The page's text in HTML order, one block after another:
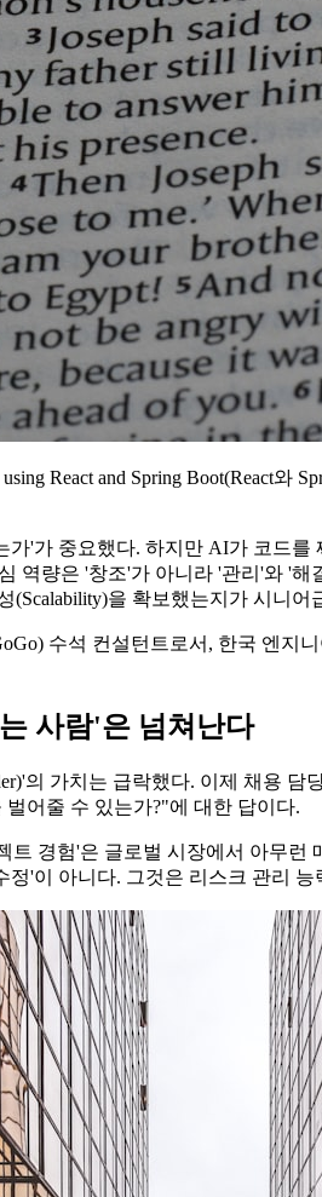
React and Spring Boot(React
'가 중요했다. 하지만 AI가 코드
역량은 '창조'가 아니라 '관리'와 '
(Scalability)을 확보했는지가 시니
수석 컨설턴트로서, 한국 엔
사람'은 넘쳐난다
의 가치는 급락했다. 이제 채용
어줄 수 있는가?"에 대한 답이다.
경험'은 글로벌 시장에서 아무
'이 아니다. 그것은 리스크 관리